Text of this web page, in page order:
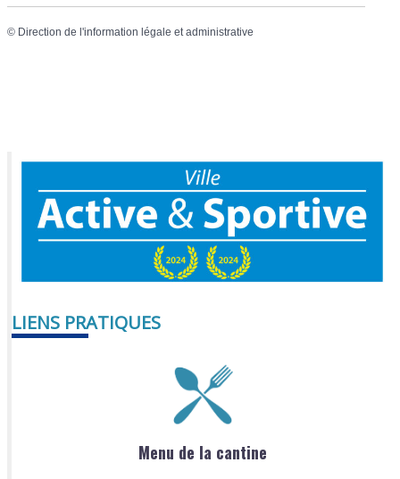
© Direction de l'information légale et administrative
LIENS PRATIQUES
Menu de la cantine